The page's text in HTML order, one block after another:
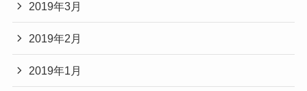
2019年3月
2019年2月
2019年1月